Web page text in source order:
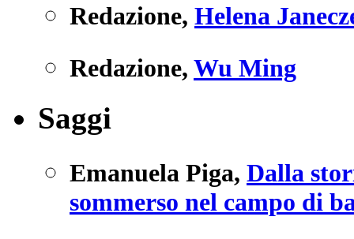
Redazione, Helena
Redazione, Wu Ming
Saggi
Emanuela Piga, Dalla
sommerso nel campo di